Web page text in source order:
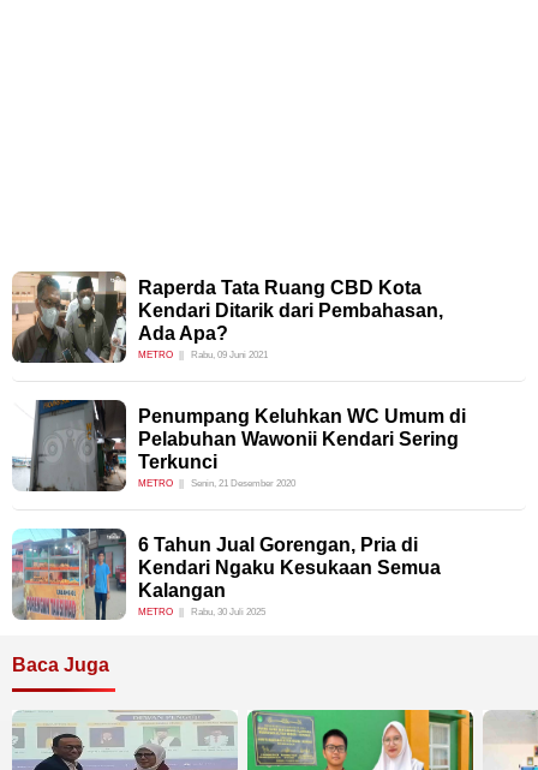
Raperda Tata Ruang CBD Kota
Kendari Ditarik dari Pembahasan,
Ada Apa?
METRO Rabu, 09 Juni 2021
Penumpang Keluhkan WC Umum di
Pelabuhan Wawonii Kendari Sering
Terkunci
METRO Senin, 21 Desember 2020
6 Tahun Jual Gorengan, Pria di
Kendari Ngaku Kesukaan Semua
Kalangan
METRO Rabu, 30 Juli 2025
Baca Juga